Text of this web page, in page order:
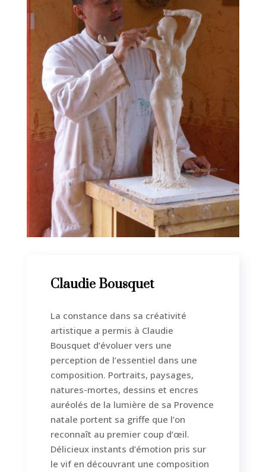
Claudie Bousquet
La constance dans sa créativité
artistique a permis à Claudie
Bousquet d’évoluer vers une
perception de l’essentiel dans une
composition. Portraits, paysages,
natures-mortes, dessins et encres
auréolés de la lumière de sa Provence
natale portent sa griffe que l’on
reconnaît au premier coup d’œil.
Délicieux instants d’émotion pris sur
le vif en découvrant une composition